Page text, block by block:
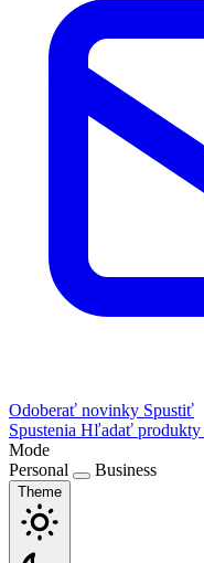
Odoberať novinky Spustiť
Spustenia Hľadať produkty
Mode
Personal
Business
Theme